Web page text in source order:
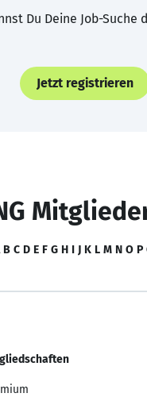
Du Deine Job-
Jetzt registrieren
B C D E F G H I J K L M N O P